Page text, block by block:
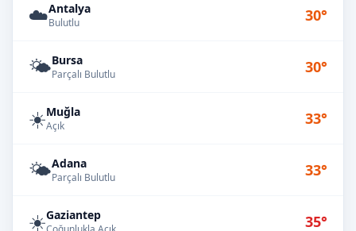
☁️Antalya
Bulutlu 30°
🌤️Bursa
Parçalı Bulutlu 30°
☀️Muğla
Açık 33°
🌤️Adana
Parçalı Bulutlu 33°
☀️Gaziantep 35°